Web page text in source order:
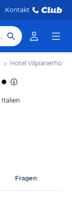
Kontakt
Hotel Vilpianerhof
Italien
Fragen